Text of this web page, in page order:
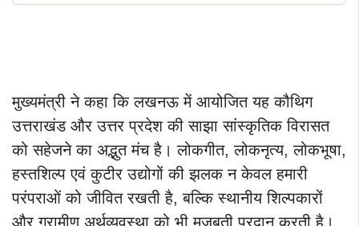
मुख्यमंत्री ने कहा कि लखनऊ में आयोजित यह कौथिग
उत्तराखंड और उत्तर प्रदेश की साझा सांस्कृतिक विरासत
को सहेजने का अद्भुत मंच है। लोकगीत, लोकनृत्य, लोकभूषा,
हस्तशिल्प एवं कुटीर उद्योगों की झलक न केवल हमारी
परंपराओं को जीवित रखती है, बल्कि स्थानीय शिल्पकारों
और ग्रामीण अर्थव्यवस्था को भी मजबूती प्रदान करती है।